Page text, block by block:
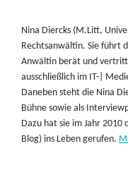
Nina Diercks (M.Litt,
Rechtsanwältin. Sie führt
Anwältin berät und
ausschließlich im IT-|
Daneben steht die Nina
Bühne sowie als
Dazu hat sie im Jahr 2010
Blog) ins Leben gerufen.